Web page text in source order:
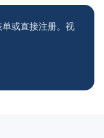
或直接注册。视